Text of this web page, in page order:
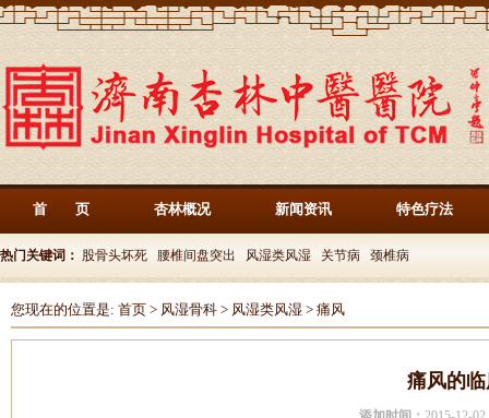
首 页 杏林概况 新闻资讯 特色疗法
热门关键词： 股骨头坏死 腰椎间盘突出 风湿类风湿 关节病 颈椎病
您现在的位置是: 首页 > 风湿骨科 > 风湿类风湿 > 痛风
痛风的